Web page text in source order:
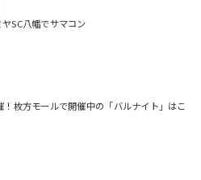
SC八幡でサマコン
！枚方モールで開催中の「バルナイト」はこ